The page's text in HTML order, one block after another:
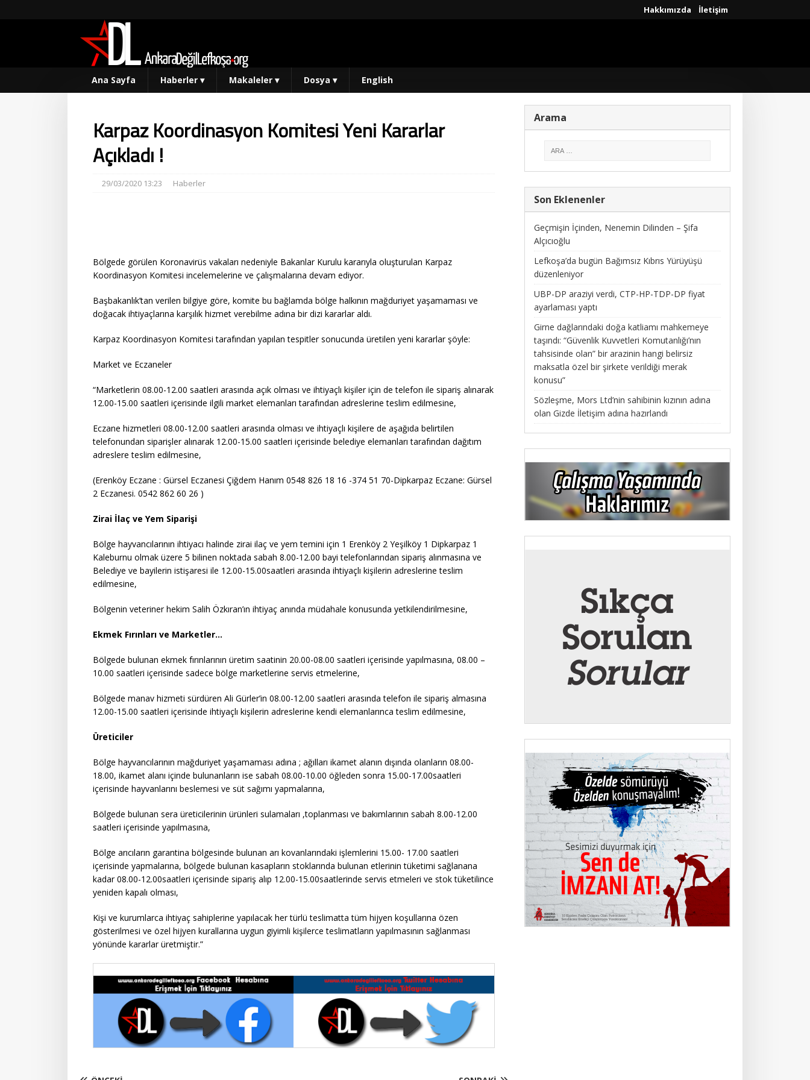
Hakkımızda İletişim
Ana Sayfa Haberler ▾ Makaleler ▾ Dosya ▾ English
Karpaz Koordinasyon Komitesi Yeni Kararlar
Açıkladı !
29/03/2020 13:23 Haberler
Bölgede görülen Koronavirüs vakaları nedeniyle Bakanlar Kurulu kararıyla oluşturulan Karpaz
Koordinasyon Komitesi incelemelerine ve çalışmalarına devam ediyor.
Başbakanlık’tan verilen bilgiye göre, komite bu bağlamda bölge halkının mağduriyet yaşamaması ve
doğacak ihtiyaçlarına karşılık hizmet verebilme adına bir dizi kararlar aldı.
Karpaz Koordinasyon Komitesi tarafından yapılan tespitler sonucunda üretilen yeni kararlar şöyle:
Market ve Eczaneler
“Marketlerin 08.00-12.00 saatleri arasında açık olması ve ihtiyaçlı kişiler için de telefon ile sipariş alınarak
12.00-15.00 saatleri içerisinde ilgili market elemanları tarafından adreslerine teslim edilmesine,
Eczane hizmetleri 08.00-12.00 saatleri arasında olması ve ihtiyaçlı kişilere de aşağıda belirtilen
telefonundan siparişler alınarak 12.00-15.00 saatleri içerisinde belediye elemanları tarafından dağıtım
adreslere teslim edilmesine,
(Erenköy Eczane : Gürsel Eczanesi Çiğdem Hanım 0548 826 18 16 -374 51 70-Dipkarpaz Eczane: Gürsel
2 Eczanesi. 0542 862 60 26 )
Zirai İlaç ve Yem Siparişi
Bölge hayvancılarının ihtiyacı halinde zirai ilaç ve yem temini için 1 Erenköy 2 Yeşilköy 1 Dipkarpaz 1
Kaleburnu olmak üzere 5 bilinen noktada sabah 8.00-12.00 bayi telefonlarından sipariş alınmasına ve
Belediye ve bayilerin istişaresi ile 12.00-15.00saatleri arasında ihtiyaçlı kişilerin adreslerine teslim
edilmesine,
Bölgenin veteriner hekim Salih Özkıran’ın ihtiyaç anında müdahale konusunda yetkilendirilmesine,
Ekmek Fırınları ve Marketler…
Bölgede bulunan ekmek fırınlarının üretim saatinin 20.00-08.00 saatleri içerisinde yapılmasına, 08.00 –
10.00 saatleri içerisinde sadece bölge marketlerine servis etmelerine,
Bölgede manav hizmeti sürdüren Ali Gürler’in 08.00-12.00 saatleri arasında telefon ile sipariş almasına
12.00-15.00 saatleri içerisinde ihtiyaçlı kişilerin adreslerine kendi elemanlarınca teslim edilmesine,
Üreticiler
Bölge hayvancılarının mağduriyet yaşamaması adına ; ağılları ikamet alanın dışında olanların 08.00-
18.00, ikamet alanı içinde bulunanların ise sabah 08.00-10.00 öğleden sonra 15.00-17.00saatleri
içerisinde hayvanlarını beslemesi ve süt sağımı yapmalarına,
Bölgede bulunan sera üreticilerinin ürünleri sulamaları ,toplanması ve bakımlarının sabah 8.00-12.00
saatleri içerisinde yapılmasına,
Bölge arıcıların garantina bölgesinde bulunan arı kovanlarındaki işlemlerini 15.00- 17.00 saatleri
içerisinde yapmalarına, bölgede bulunan kasapların stoklarında bulunan etlerinin tüketimi sağlanana
kadar 08.00-12.00saatleri içerisinde sipariş alıp 12.00-15.00saatlerinde servis etmeleri ve stok tüketilince
yeniden kapalı olması,
Kişi ve kurumlarca ihtiyaç sahiplerine yapılacak her türlü teslimatta tüm hijyen koşullarına özen
gösterilmesi ve özel hijyen kurallarına uygun giyimli kişilerce teslimatların yapılmasının sağlanması
yönünde kararlar üretmiştir.”
Arama
Son Eklenenler
Geçmişin İçinden, Nenemin Dilinden – Şifa
Alçıcıoğlu
Lefkoşa’da bugün Bağımsız Kıbrıs Yürüyüşü
düzenleniyor
UBP-DP araziyi verdi, CTP-HP-TDP-DP fiyat
ayarlaması yaptı
Girne dağlarındaki doğa katliamı mahkemeye
taşındı: “Güvenlik Kuvvetleri Komutanlığı’nın
tahsisinde olan” bir arazinin hangi belirsiz
maksatla özel bir şirkete verildiği merak
konusu”
Sözleşme, Mors Ltd’nin sahibinin kızının adına
olan Gizde İletişim adına hazırlandı